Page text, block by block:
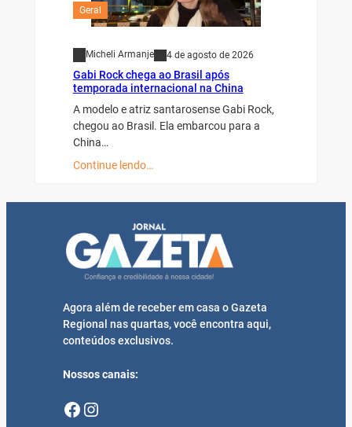
Geral
Micheli Armanje 4 de agosto de 2026
Gabi Rock chega ao Brasil após
temporada internacional na China
A modelo e atriz santarosense Gabi Rock,
chegou ao Brasil. Ela embarcou para a
China…
Continue lendo…
Agora além de receber em casa o Gazeta
Regional nas quartas, você encontra aqui,
conteúdos exclusivos.
Nossos canais:
Facebook Instagram